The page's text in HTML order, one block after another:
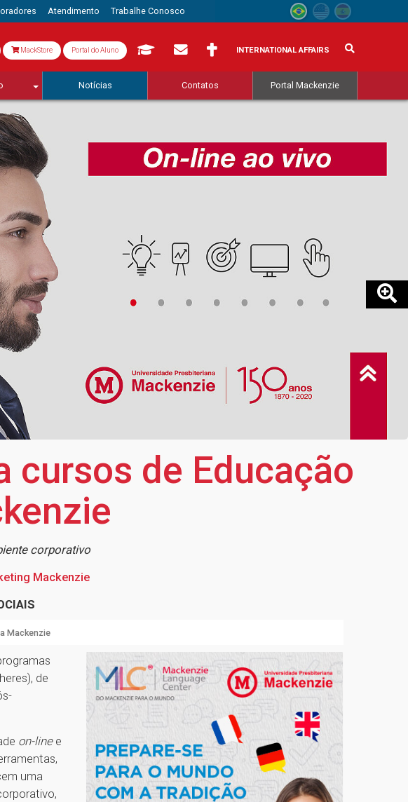
Atendimento Trabalhe Conosco
MackStore Portal do Aluno INTERNATIONAL AFFAIRS
Notícias Contatos Portal Mackenzie
cursos de Educação
corporativo
Mackenzie
Mackenzie
de
on-linee
uma